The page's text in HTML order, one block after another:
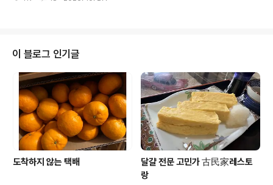
간에 따라서는 왕복 통행이 어려워 양보하며 교대로 주행
해야 하는 구간도 있다) 정체를 해소하기 위해서이다셔틀
버스 요금은 1인 왕복 2800엔이다첫 차는 5시부터 운행
을 하고 나오는 차는 오후 5시가 막차이다가미코치에서 1
5킬로 떨어진 주차장에서 바라본 밤하늘 정말 별이 쏟아져
내릴 만큼 하늘을 빽빽하게 채우고 ..
이 블로그 인기글
도착하지 않는 택배
달걀 전문 고민가 古民家레스토
랑